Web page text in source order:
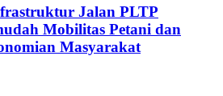
Jalan PLTP
Mobilitas Petani dan
Masyarakat